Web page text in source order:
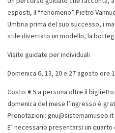
esposti, il “fenomeno” Pietro
Umbria prima del suo successo, i
stile diventato un modello, la
Visite guidate per individuali
Domenica 6, 13, 20 e 27 agosto ore
Costo: € 5 a persona oltre il
domenica del mese l’ingresso è
Prenotazioni: gnu@sistemamuseo.it
E’ necessario presentarsi un quarto